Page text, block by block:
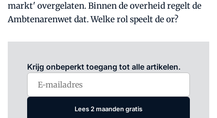
markt' overgelaten. Binnen de overheid regelt de
Ambtenarenwet dat. Welke rol speelt de or?
Krijg onbeperkt toegang tot alle artikelen.
Lees 2 maanden gratis